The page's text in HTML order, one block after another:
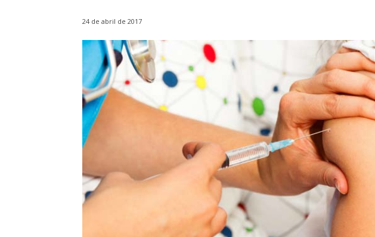
24 de abril de 2017